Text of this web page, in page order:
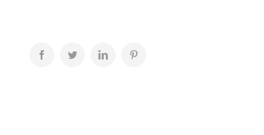
FacebookTwitter LinkedIn